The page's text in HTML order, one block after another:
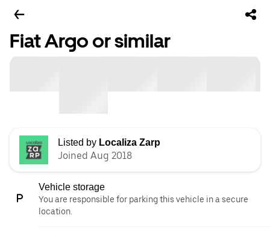
Fiat Argo or similar
Listed by Localiza Zarp
Joined Aug 2018
Vehicle storage
You are responsible for parking this vehicle in a secure
location.